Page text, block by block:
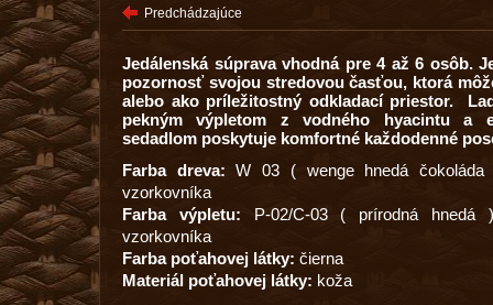
Predchádzajúce
Jedálenská súprava vhodná pre 4 až 6 osôb.
pozornosť svojou stredovou časťou, ktorá
alebo ako príležitostný odkladací priestor.
pekným výpletom z vodného hyacintu a
sedadlom poskytuje komfortné každodenné
Farba dreva:
W 03 ( wenge hnedá
vzorkovníka
Farba výpletu: P-02/C-03 ( prírodná hnedá
vzorkovníka
Farba poťahovej látky: čierna
Materiál poťahovej látky: koža